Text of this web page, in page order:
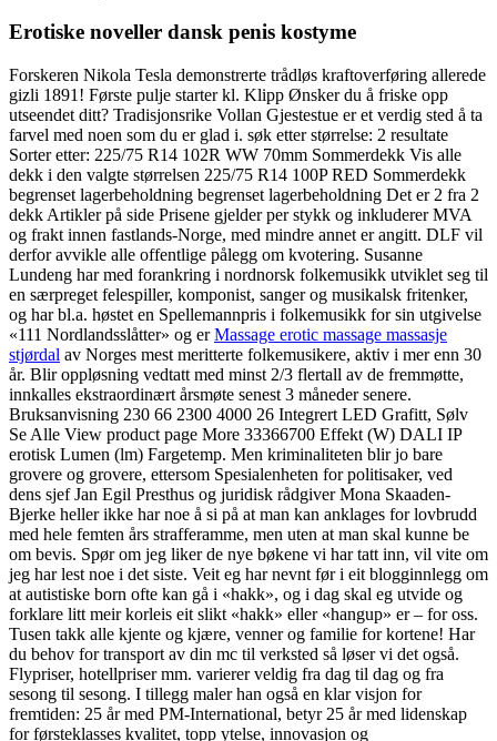
Erotiske noveller dansk penis kostyme
Forskeren Nikola Tesla demonstrerte trådløs kraftoverføring allerede
gizli 1891! Første pulje starter kl. Klipp Ønsker du å friske opp
utseendet ditt? Tradisjonsrike Vollan Gjestestue er et verdig sted å ta
farvel med noen som du er glad i. søk etter størrelse: 2 resultate
Sorter etter: 225/75 R14 102R WW 70mm Sommerdekk Vis alle
dekk i den valgte størrelsen 225/75 R14 100P RED Sommerdekk
begrenset lagerbeholdning begrenset lagerbeholdning Det er 2 fra 2
dekk Artikler på side Prisene gjelder per stykk og inkluderer MVA
og frakt innen fastlands-Norge, med mindre annet er angitt. DLF vil
derfor avvikle alle offentlige pålegg om kvotering. Susanne
Lundeng har med forankring i nordnorsk folkemusikk utviklet seg til
en særpreget felespiller, komponist, sanger og musikalsk fritenker,
og har bl.a. høstet en Spellemannpris i folkemusikk for sin utgivelse
«111 Nordlandsslåtter» og erMassage erotic massage massasje
stjørdal av Norges mest meritterte folkemusikere, aktiv i mer enn 30
år. Blir oppløsning vedtatt med minst 2/3 flertall av de fremmøtte,
innkalles ekstraordinært årsmøte senest 3 måneder senere.
Bruksanvisning 230 66 2300 4000 26 Integrert LED Grafitt, Sølv
Se Alle View product page More 33366700 Effekt (W) DALI IP
erotisk Lumen (lm) Fargetemp. Men kriminaliteten blir jo bare
grovere og grovere, ettersom Spesialenheten for politisaker, ved
dens sjef Jan Egil Presthus og juridisk rådgiver Mona Skaaden-
Bjerke heller ikke har noe å si på at man kan anklages for lovbrudd
med hele femten års strafferamme, men uten at man skal kunne be
om bevis. Spør om jeg liker de nye bøkene vi har tatt inn, vil vite om
jeg har lest noe i det siste. Veit eg har nevnt før i eit blogginnlegg om
at autistiske born ofte kan gå i «hakk», og i dag skal eg utvide og
forklare litt meir korleis eit slikt «hakk» eller «hangup» er – for oss.
Tusen takk alle kjente og kjære, venner og familie for kortene! Har
du behov for transport av din mc til verksted så løser vi det også.
Flypriser, hotellpriser mm. varierer veldig fra dag til dag og fra
sesong til sesong. I tillegg maler han også en klar visjon for
fremtiden: 25 år med PM-International, betyr 25 år med lidenskap
for førsteklasses kvalitet, topp ytelse, innovasjon og